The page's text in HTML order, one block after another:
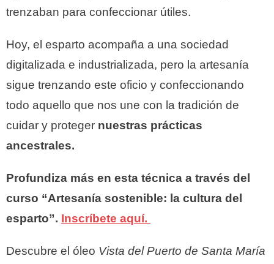
trenzaban para confeccionar útiles.
Hoy, el esparto acompaña a una sociedad
digitalizada e industrializada, pero la artesanía
sigue trenzando este oficio y confeccionando
todo aquello que nos une con la tradición de
cuidar y proteger nuestras prácticas
ancestrales.
Profundiza más en esta técnica a través del
curso “Artesanía sostenible: la cultura del
esparto”. Inscríbete aquí.
Descubre el óleo Vista del Puerto de Santa María